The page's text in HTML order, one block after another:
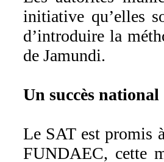
initiative qu’elles
d’introduire la
de Jamundi.
Un succès national
Le SAT est promis
FUNDAEC, cette